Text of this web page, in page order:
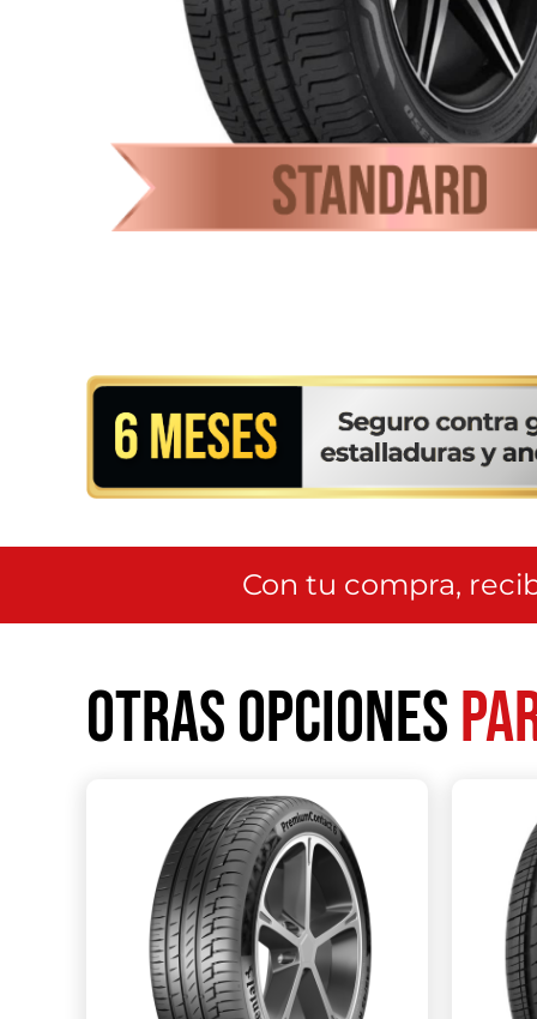
Con tu compra,
Otras opciones